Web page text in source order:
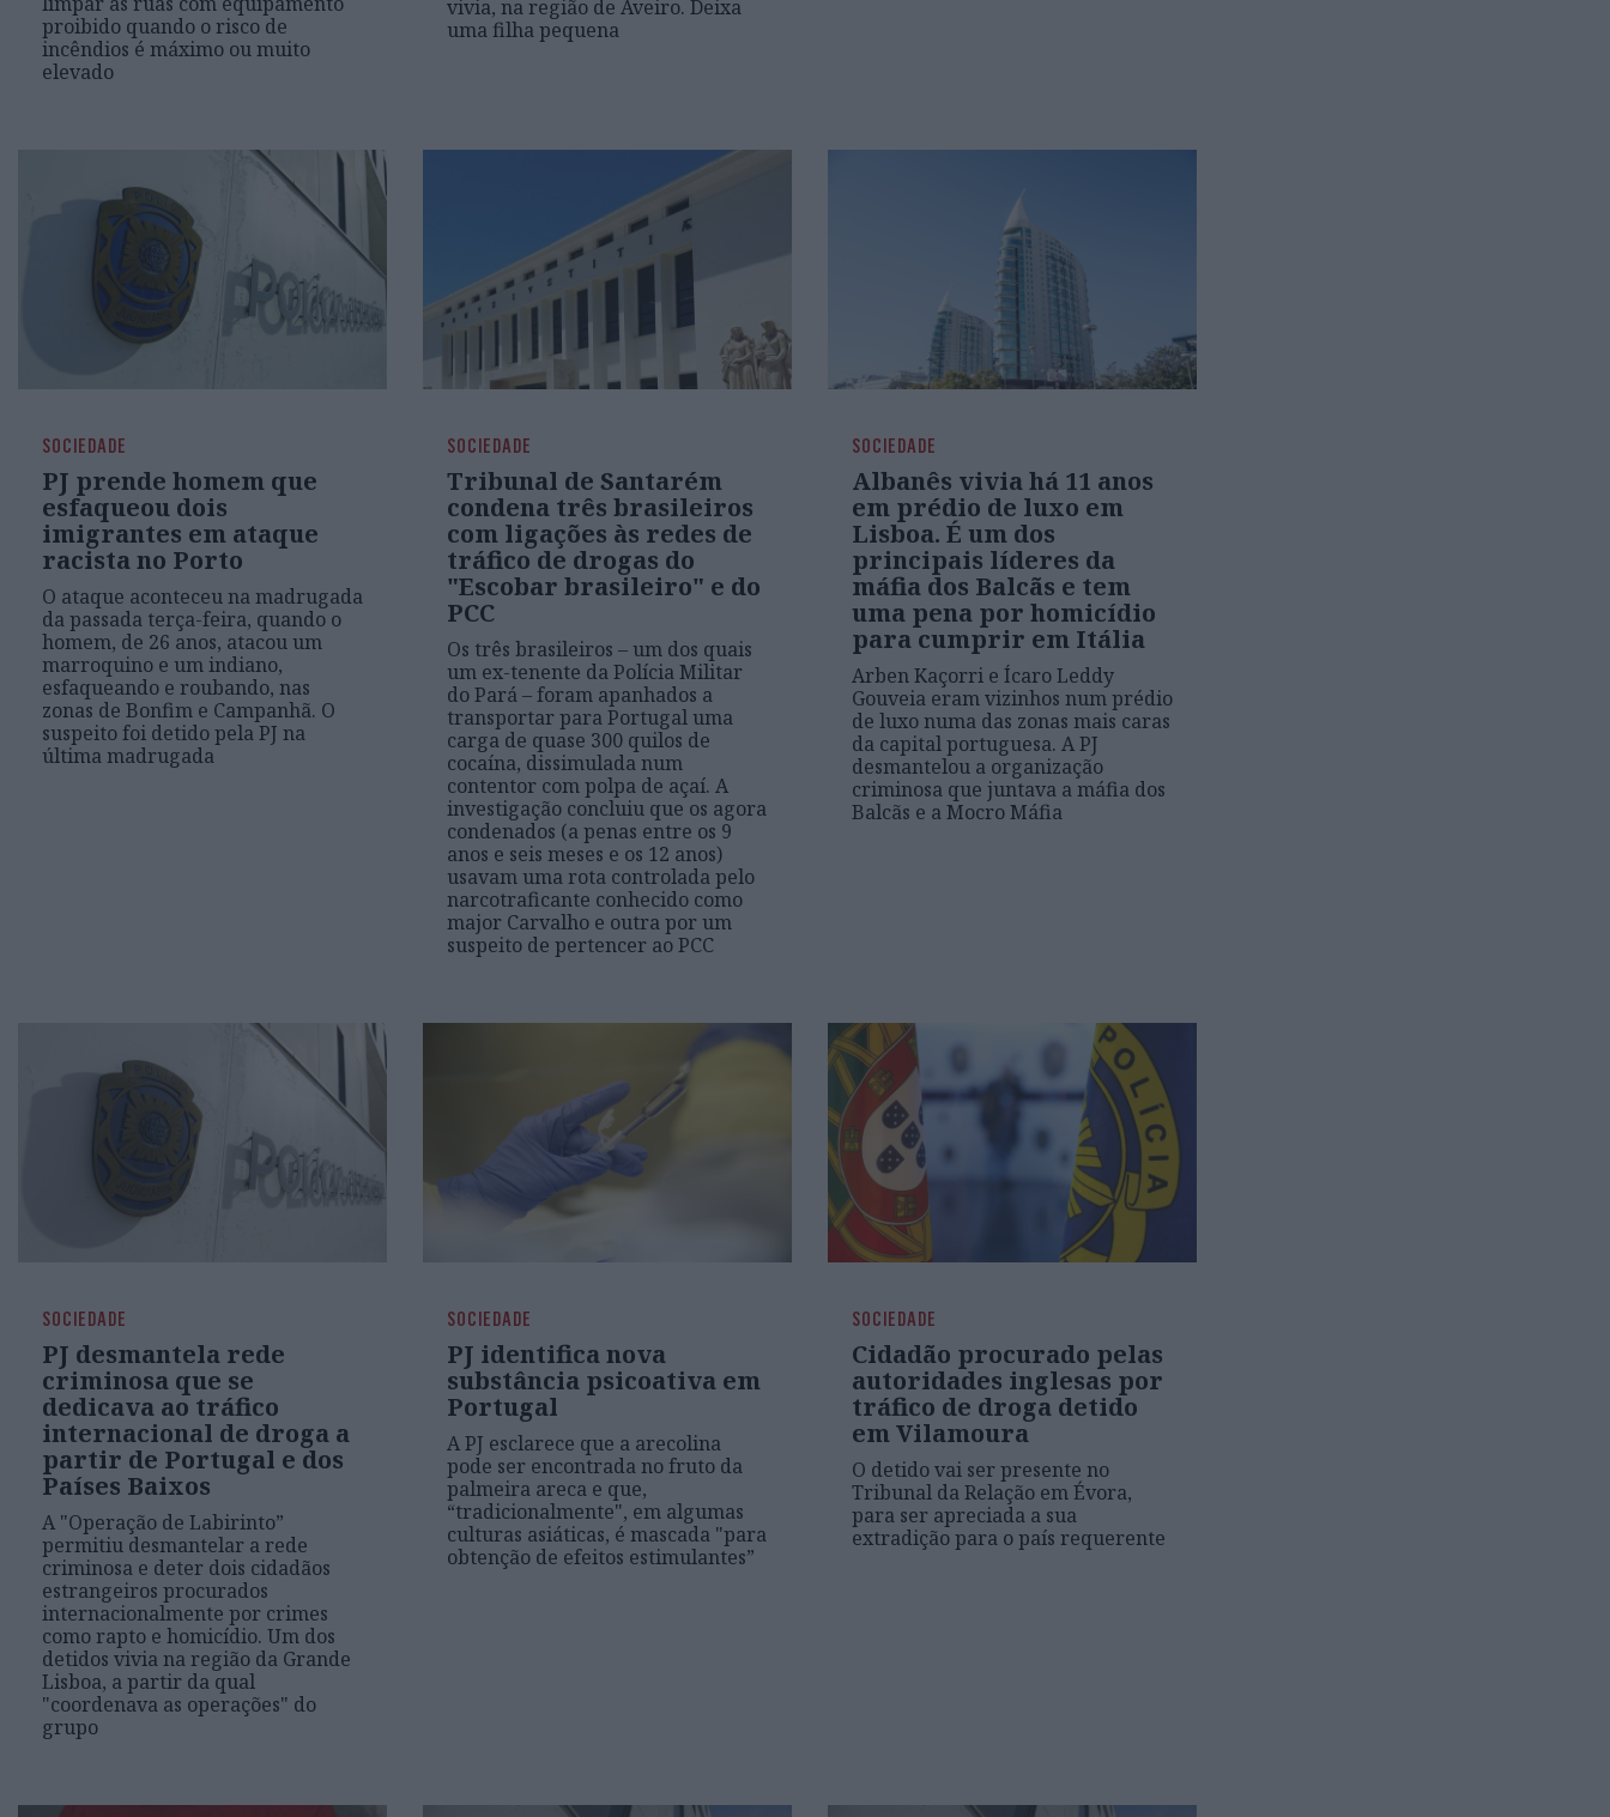
proibido quando o risco de
incêndios é máximo ou muito
elevado
vivia, na região de Aveiro. Deixa
uma filha pequena
SOCIEDADE
PJ prende homem que
esfaqueou dois
imigrantes em ataque
racista no Porto
O ataque aconteceu na madrugada
da passada terça-feira, quando o
homem, de 26 anos, atacou um
marroquino e um indiano,
esfaqueando e roubando, nas
zonas de Bonfim e Campanhã. O
suspeito foi detido pela PJ na
última madrugada
SOCIEDADE
Tribunal de Santarém
condena três brasileiros
com ligações às redes de
tráfico de drogas do
"Escobar brasileiro" e do
PCC
Os três brasileiros – um dos quais
um ex-tenente da Polícia Militar
do Pará – foram apanhados a
transportar para Portugal uma
carga de quase 300 quilos de
cocaína, dissimulada num
contentor com polpa de açaí. A
investigação concluiu que os agora
condenados (a penas entre os 9
anos e seis meses e os 12 anos)
usavam uma rota controlada pelo
narcotraficante conhecido como
major Carvalho e outra por um
suspeito de pertencer ao PCC
SOCIEDADE
Albanês vivia há 11 anos
em prédio de luxo em
Lisboa. É um dos
principais líderes da
máfia dos Balcãs e tem
uma pena por homicídio
para cumprir em Itália
Arben Kaçorri e Ícaro Leddy
Gouveia eram vizinhos num prédio
de luxo numa das zonas mais caras
da capital portuguesa. A PJ
desmantelou a organização
criminosa que juntava a máfia dos
Balcãs e a Mocro Máfia
SOCIEDADE
PJ desmantela rede
criminosa que se
dedicava ao tráfico
internacional de droga a
partir de Portugal e dos
Países Baixos
A "Operação de Labirinto”
permitiu desmantelar a rede
criminosa e deter dois cidadãos
estrangeiros procurados
internacionalmente por crimes
como rapto e homicídio. Um dos
detidos vivia na região da Grande
Lisboa, a partir da qual
"coordenava as operações" do
grupo
SOCIEDADE
PJ identifica nova
substância psicoativa em
Portugal
A PJ esclarece que a arecolina
pode ser encontrada no fruto da
palmeira areca e que,
“tradicionalmente", em algumas
culturas asiáticas, é mascada "para
obtenção de efeitos estimulantes”
SOCIEDADE
Cidadão procurado pelas
autoridades inglesas por
tráfico de droga detido
em Vilamoura
O detido vai ser presente no
Tribunal da Relação em Évora,
para ser apreciada a sua
extradição para o país requerente